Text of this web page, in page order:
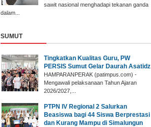
sawit nasional menghadapi tekanan ganda
dalam...
SUMUT
‎Tingkatkan Kualitas Guru, PW
PERSIS Sumut Gelar Daurah Asatidz
‎HAMPARANPERAK (patimpus.com) -
Mengawali pelaksanaan Tahun Ajaran
2026/2027,...
PTPN IV Regional 2 Salurkan
Beasiswa bagi 44 Siswa Berprestasi
dan Kurang Mampu di Simalungun